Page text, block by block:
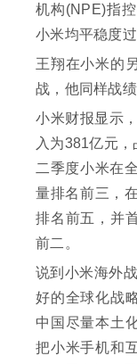
机构(NPE)指
小米均平稳度过
王翔在小米的
战，他同样战绩
小米财报显示
入为381亿元
二季度小米在
量排名前三，
排名前五，并
前二。
说到小米海外
好的全球化战
中国尽量本土
把小米手机和